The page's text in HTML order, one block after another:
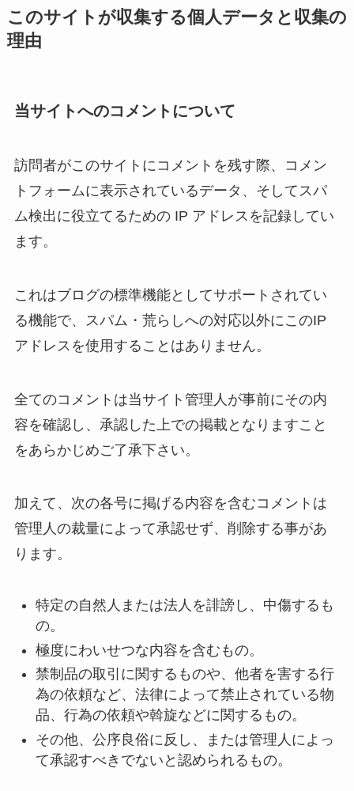
このサイトが収集する個人データと収集の
理由
当サイトへのコメントについて
訪問者がこのサイトにコメントを残す際、コメン
トフォームに表示されているデータ、そしてスパ
ム検出に役立てるための IP アドレスを記録してい
ます。
これはブログの標準機能としてサポートされてい
る機能で、スパム・荒らしへの対応以外にこのIP
アドレスを使用することはありません。
全てのコメントは当サイト管理人が事前にその内
容を確認し、承認した上での掲載となりますこと
をあらかじめご了承下さい。
加えて、次の各号に掲げる内容を含むコメントは
管理人の裁量によって承認せず、削除する事があ
ります。
特定の自然人または法人を誹謗し、中傷するも
の。
極度にわいせつな内容を含むもの。
禁制品の取引に関するものや、他者を害する行
為の依頼など、法律によって禁止されている物
品、行為の依頼や斡旋などに関するもの。
その他、公序良俗に反し、または管理人によっ
て承認すべきでないと認められるもの。